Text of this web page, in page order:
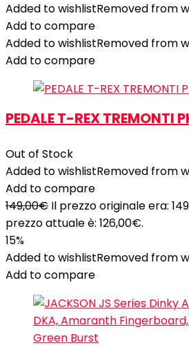
Added to wishlistRemoved from
Add to compare
Added to wishlistRemoved from
Add to compare
PEDALE T-REX TREMONTI
Out of Stock
Added to wishlistRemoved from
Add to compare
149,00€ Il prezzo originale era:
prezzo attuale è: 126,00€.
15%
Added to wishlistRemoved from
Add to compare